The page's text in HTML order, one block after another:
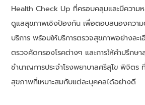
Health Check Up ที่ครอบคลุมและมีความ
ดูแลสุขภาพเชิงป้องกัน เพื่อตอบสนองความ
บริการ พร้อมให้บริการตรวจสุขภาพอย่างล
ตรวจคัดกรองโรคต่างๆ และการให้คำปรึกษ
ชำนาญการประจำโรงพยาบาลศรีสุโข พิจิตร
สุขภาพที่เหมาะสมกับแต่ละบุคคลได้อย่างดี